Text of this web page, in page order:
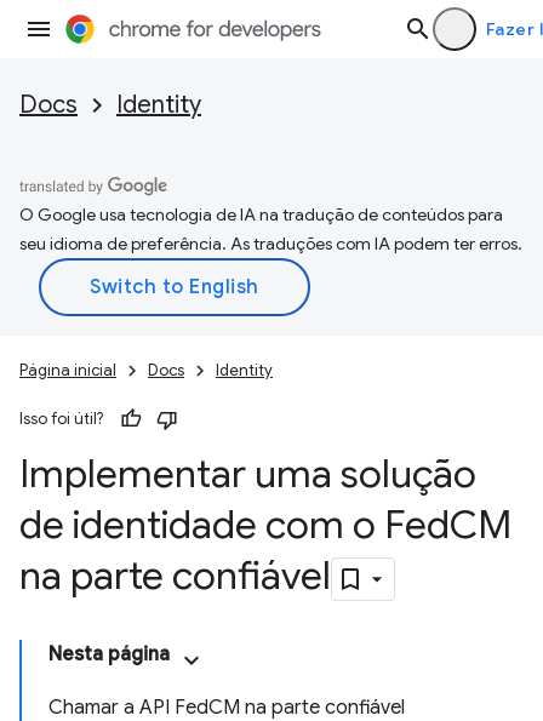
Fazer
Docs Identity
O Google usa tecnologia de IA na tradução de conteúdos para
seu idioma de preferência. As traduções com IA podem ter erros.
Página inicial Docs Identity
Isso foi útil?
Implementar uma solução
de identidade com o FedCM
na parte confiável
Nesta página
Chamar a API FedCM na parte confiável